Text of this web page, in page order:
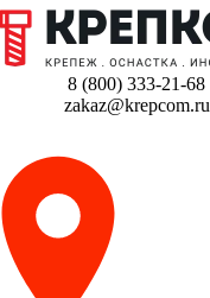
8 (800) 333-21-68
zakaz@krepcom.ru